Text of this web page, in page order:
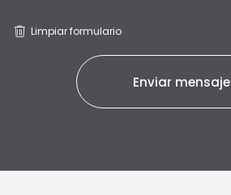
Limpiar formulario